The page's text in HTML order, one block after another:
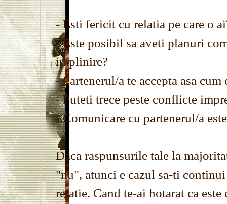
- Esti fericit cu relatia pe care o
- Este posibil sa aveti planuri
implinire?
- Partenerul/a te accepta asa cum
- Puteti trece peste conflicte
- Comunicare cu partenerul/a
Daca raspunsurile tale la
"nu", atunci e cazul sa-ti
relatie. Cand te-ai hotarat ca